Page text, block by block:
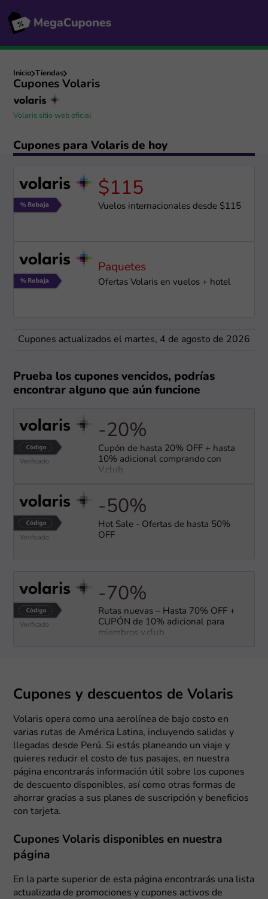
Inicio Tiendas
Cupones Volaris
Volaris sitio web oficial
Cupones para Volaris de hoy
$115
Vuelos internacionales desde $115
Paquetes
Ofertas Volaris en vuelos + hotel
Cupones actualizados el martes, 4 de agosto de 2026
Prueba los cupones vencidos, podrías
encontrar alguno que aún funcione
-20%
Cupón de hasta 20% OFF + hasta
10% adicional comprando con
V.club
-50%
Hot Sale - Ofertas de hasta 50%
OFF
-70%
Rutas nuevas – Hasta 70% OFF +
CUPÓN de 10% adicional para
miembros v.club
Cupones y descuentos de Volaris
Volaris opera como una aerolínea de bajo costo en
varias rutas de América Latina, incluyendo salidas y
llegadas desde Perú. Si estás planeando un viaje y
quieres reducir el costo de tus pasajes, en nuestra
página encontrarás información útil sobre los cupones
de descuento disponibles, así como otras formas de
ahorrar gracias a sus planes de suscripción y beneficios
con tarjeta.
Cupones Volaris disponibles en nuestra
página
En la parte superior de esta página encontrarás una lista
actualizada de promociones y cupones activos de